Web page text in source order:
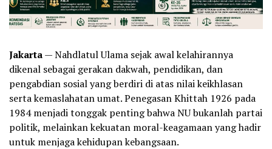
Jakarta— Nahdlatul Ulama sejak awal kelahirannya
dikenal sebagai gerakan dakwah, pendidikan, dan
pengabdian sosial yang berdiri di atas nilai keikhlasan
serta kemaslahatan umat. Penegasan Khittah 1926 pada
1984 menjadi tonggak penting bahwa NU bukanlah partai
politik, melainkan kekuatan moral-keagamaan yang hadir
untuk menjaga kehidupan kebangsaan.